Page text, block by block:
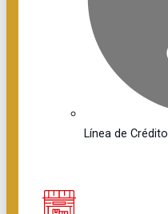
Línea de Crédito